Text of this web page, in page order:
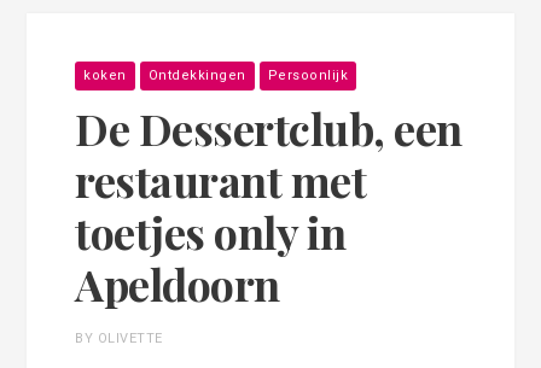
koken Ontdekkingen Persoonlijk
De Dessertclub, een
restaurant met
toetjes only in
Apeldoorn
BY OLIVETTE